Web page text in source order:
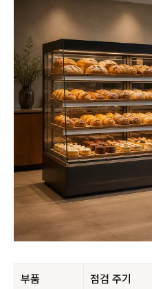
부품 점검 주기